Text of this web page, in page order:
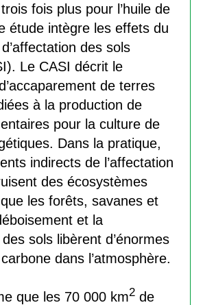
fois plus pour l’huile de
étude intègre les effets du
des sols
Le CASI décrit le
de terres
à la production de
pour la culture de
Dans la pratique,
indirects de l’affectation
des écosystèmes
les forêts, savanes et
et la
sols libèrent d’énormes
dans l’atmosphère.
que les 70 000 km2de